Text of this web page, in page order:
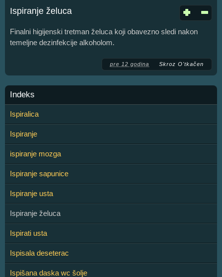
Ispiranje želuca
Finalni higijenski tretman želuca koji obavezno sledi nakon
temeljne dezinfekcije alkoholom.
pre 12 godina Skroz O'tkačen
Indeks
Ispiralica
Ispiranje
ispiranje mozga
Ispiranje sapunice
Ispiranje usta
Ispiranje želuca
Ispirati usta
Ispisala deseterac
Ispišana daska wc šolje